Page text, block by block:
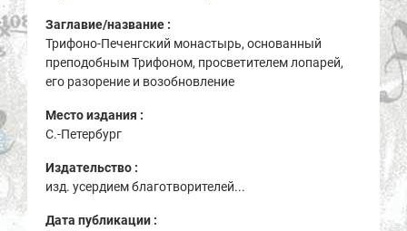
Заглавие/название :
Трифоно-Печенгский монастырь, основанный
преподобным Трифоном, просветителем лопарей,
его разорение и возобновление
Место издания :
С.-Петербург
Издательство :
изд. усердием благотворителей...
Дата публикации :